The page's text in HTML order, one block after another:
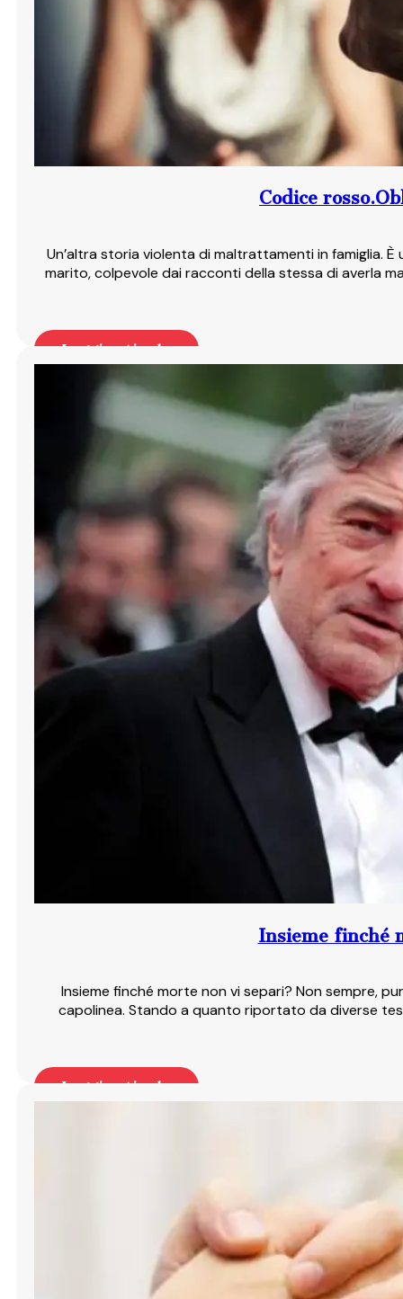
Codice
Un’altra storia violenta di maltrattamenti in famiglia.
marito, colpevole dai racconti della stessa di averla
Leggi articolo
Insieme finché
Insieme finché morte non vi separi? Non sempre,
capolinea. Stando a quanto riportato da diverse
Leggi articolo